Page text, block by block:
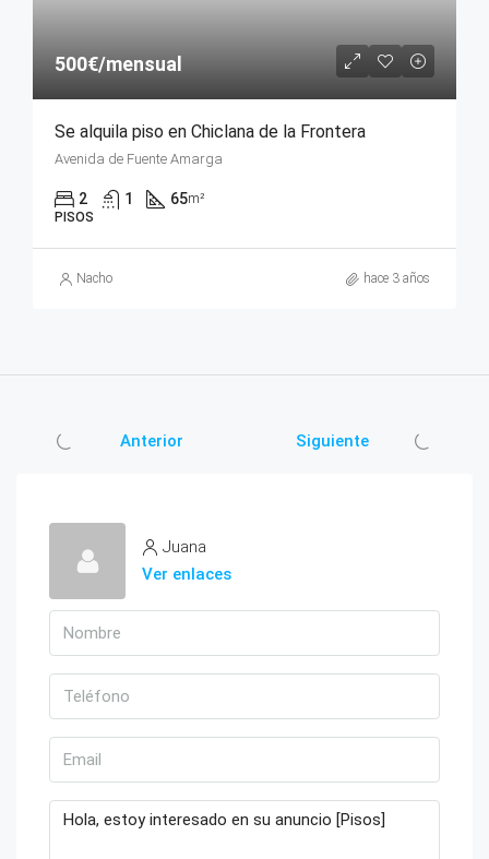
500€/mensual
Se alquila piso en Chiclana de la Frontera
Avenida de Fuente Amarga
2 1 65m²
PISOS
Nacho hace 3 años
Anterior Siguiente
Juana
Ver enlaces